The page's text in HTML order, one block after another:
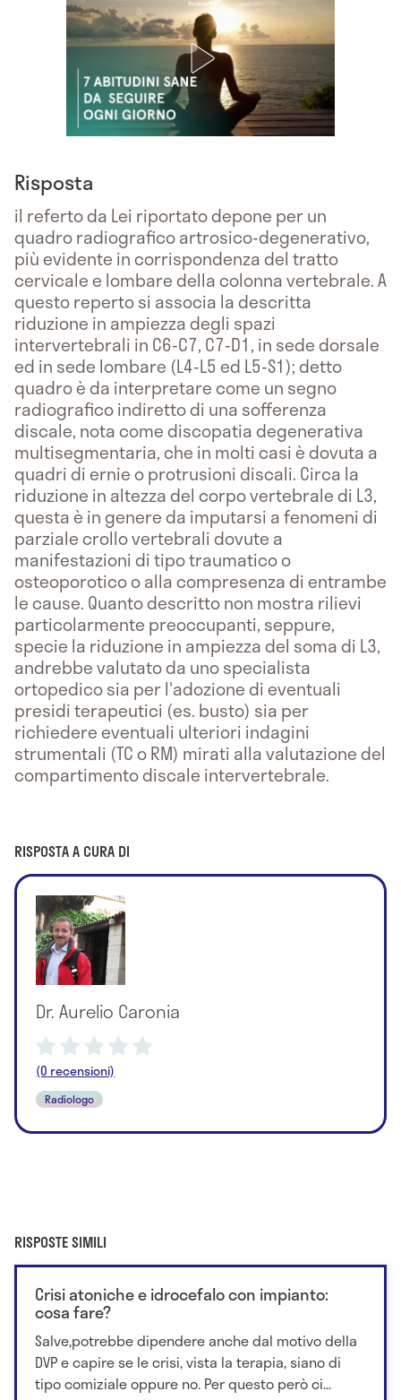
Risposta
il referto da Lei riportato depone per un
quadro radiografico artrosico-degenerativo,
più evidente in corrispondenza del tratto
cervicale e lombare della colonna vertebrale. A
questo reperto si associa la descritta
riduzione in ampiezza degli spazi
intervertebrali in C6-C7, C7-D1, in sede dorsale
ed in sede lombare (L4-L5 ed L5-S1); detto
quadro è da interpretare come un segno
radiografico indiretto di una sofferenza
discale, nota come discopatia degenerativa
multisegmentaria, che in molti casi è dovuta a
quadri di ernie o protrusioni discali. Circa la
riduzione in altezza del corpo vertebrale di L3,
questa è in genere da imputarsi a fenomeni di
parziale crollo vertebrali dovute a
manifestazioni di tipo traumatico o
osteoporotico o alla compresenza di entrambe
le cause. Quanto descritto non mostra rilievi
particolarmente preoccupanti, seppure,
specie la riduzione in ampiezza del soma di L3,
andrebbe valutato da uno specialista
ortopedico sia per l'adozione di eventuali
presidi terapeutici (es. busto) sia per
richiedere eventuali ulteriori indagini
strumentali (TC o RM) mirati alla valutazione del
compartimento discale intervertebrale.
RISPOSTA A CURA DI
Dr. Aurelio Caronia
(0 recensioni)
Radiologo
RISPOSTE SIMILI
Crisi atoniche e idrocefalo con impianto:
cosa fare?
Salve,potrebbe dipendere anche dal motivo della
DVP e capire se le crisi, vista la terapia, siano di
tipo comiziale oppure no. Per questo però ci...